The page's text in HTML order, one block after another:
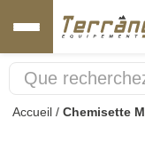
Accueil / Chemisette